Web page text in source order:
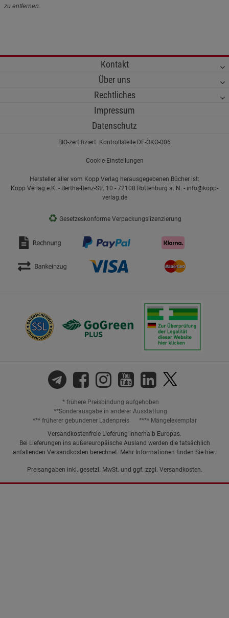
zu entfernen.
Kontakt
Über uns
Rechtliches
Impressum
Datenschutz
BIO-zertifiziert: Kontrollstelle DE-ÖKO-006
Cookie-Einstellungen
Hersteller aller vom Kopp Verlag herausgegebenen Bücher ist:
Kopp Verlag e.K. - Bertha-Benz-Str. 10 - 72108 Rottenburg a. N. - info@kopp-
verlag.de
♻ Gesetzeskonforme Verpackungslizenzierung
* frühere Preisbindung aufgehoben
**Sonderausgabe in anderer Ausstattung
*** früherer gebundener Ladenpreis
**** Mängelexemplar
Versandkostenfreie Lieferung innerhalb Europas.
Bei Lieferungen ins außereuropäische Ausland werden die tatsächlich
anfallenden Versandkosten berechnet. Mehr Informationen finden Sie hier.
Preisangaben inkl. gesetzl. MwSt. und ggf. zzgl. Versandkosten.